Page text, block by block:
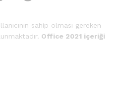
sahip olması gereken
Office 2021 içeriği